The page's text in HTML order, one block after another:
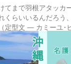
てまで羽根アタッカ
くらいいるんだろう
定型文 — カミーユ･
7, 2026